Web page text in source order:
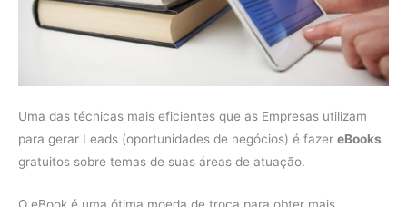
Uma das técnicas mais eficientes que as Empresas utilizam
para gerar Leads (oportunidades de negócios) é fazer eBooks
gratuitos sobre temas de suas áreas de atuação.